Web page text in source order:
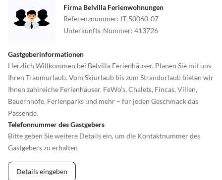
Firma Belvilla Ferienwohnungen
Referenznummer: IT-50060-07
Unterkunfts-Nummer: 413726
Gastgeberinformationen
Herzlich Willkommen bei Belvilla Ferienhäuser. Planen Sie mit uns
Ihren Traumurlaub. Vom Skiurlaub bis zum Strandurlaub bieten wir
Ihnen zahlreiche Ferienhäuser, FeWo’s, Chalets, Fincas, Villen,
Bauernhöfe, Ferienparks und mehr – für jeden Geschmack das
Passende.
Telefonnummer des Gastgebers
Bitte geben Sie weitere Details ein, um die Kontaktnummer des
Gastgebers zu erhalten
Details eingeben